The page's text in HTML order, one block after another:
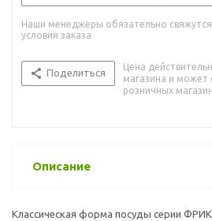
Наши менеджеры обязательно
условия заказа
Поделиться
Цена
магазина и может
розничных
Описание
Классическая форма посуды серии